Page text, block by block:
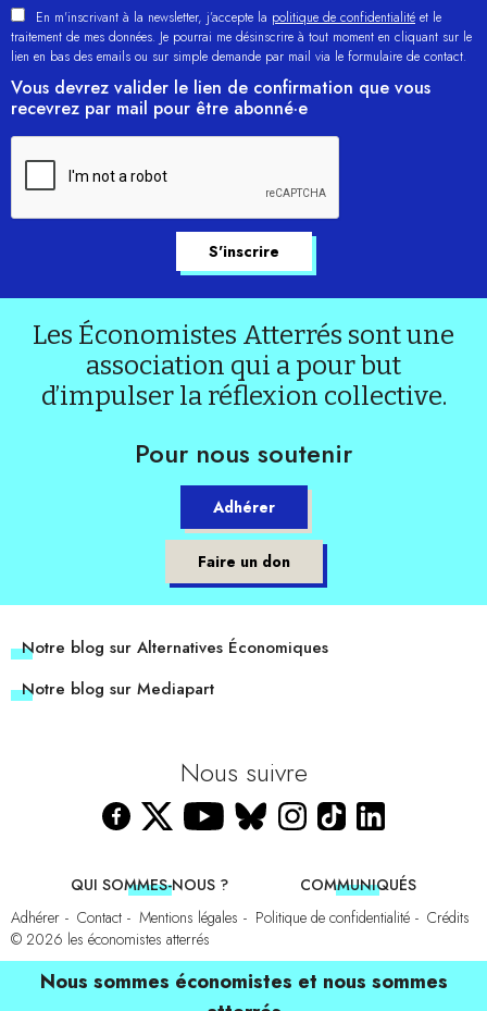
En m'inscrivant à la newsletter, j’accepte la politique de confidentialité et le
traitement de mes données. Je pourrai me désinscrire à tout moment en cliquant sur le
lien en bas des emails ou sur simple demande par mail via le formulaire de contact.
Vous devrez valider le lien de confirmation que vous
recevrez par mail pour être abonné·e
Les Économistes Atterrés sont une
association qui a pour but
d’impulser la réflexion collective.
Pour nous soutenir
Adhérer
Faire un don
Notre blog sur Alternatives Économiques
Notre blog sur Mediapart
Nous suivre
QUI SOMMES-NOUS ?
COMMUNIQUÉS
Adhérer
Contact Mentions légales Politique de confidentialité
Crédits
© 2026 les économistes atterrés
Nous sommes économistes et nous sommes